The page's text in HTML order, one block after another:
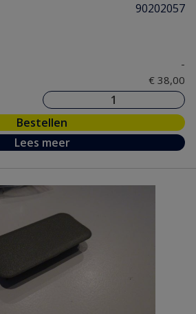
90202057
-
€ 38,00
Bestellen
Lees meer